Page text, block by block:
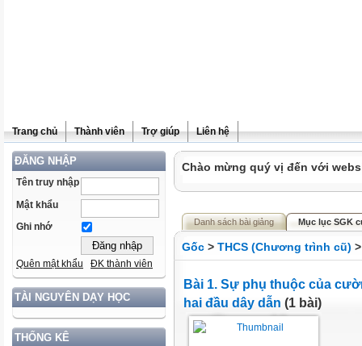
Trang chủ Thành viên Trợ giúp Liên hệ
ĐĂNG NHẬP
Tên truy nhập
Mật khẩu
Ghi nhớ
Quên mật khẩu ĐK thành viên
TÀI NGUYÊN DẠY HỌC
THỐNG KÊ
Chào mừng quý vị đến với
Danh sách bài giảng Mục lục SGK
Gốc > THCS (Chương trình cũ)
Bài 1. Sự phụ thuộc của
hai đầu dây dẫn (1 bài)